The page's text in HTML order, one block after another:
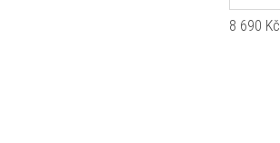
8 690 Kč